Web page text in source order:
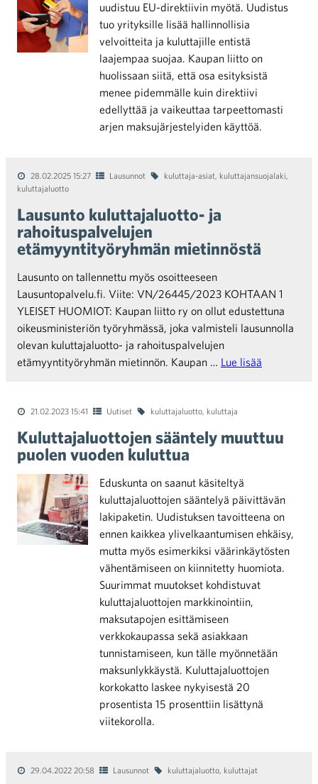
uudistuu EU-direktiivin myötä. Uudistus
tuo yrityksille lisää hallinnollisia
velvoitteita ja kuluttajille entistä
laajempaa suojaa. Kaupan liitto on
huolissaan siitä, että osa esityksistä
menee pidemmälle kuin direktiivi
edellyttää ja vaikeuttaa tarpeettomasti
arjen maksujärjestelyiden käyttöä.
28.02.2025 15:27 Lausunnot kuluttaja-asiat, kuluttajansuojalaki,
kuluttajaluotto
Lausunto kuluttajaluotto- ja
rahoituspalvelujen
etämyyntityöryhmän mietinnöstä
Lausunto on tallennettu myös osoitteeseen
Lausuntopalvelu.fi. Viite: VN/26445/2023 KOHTAAN 1
YLEISET HUOMIOT: Kaupan liitto ry on ollut edustettuna
oikeusministeriön työryhmässä, joka valmisteli lausunnolla
olevan kuluttajaluotto- ja rahoituspalvelujen
etämyyntityöryhmän mietinnön. Kaupan … Lue lisää
21.02.2023 15:41 Uutiset kuluttajaluotto, kuluttaja
Kuluttajaluottojen sääntely muuttuu
puolen vuoden kuluttua
Eduskunta on saanut käsiteltyä
kuluttajaluottojen sääntelyä päivittävän
lakipaketin. Uudistuksen tavoitteena on
ennen kaikkea ylivelkaantumisen ehkäisy,
mutta myös esimerkiksi väärinkäytösten
vähentämiseen on kiinnitetty huomiota.
Suurimmat muutokset kohdistuvat
kuluttajaluottojen markkinointiin,
maksutapojen esittämiseen
verkkokaupassa sekä asiakkaan
tunnistamiseen, kun tälle myönnetään
maksunlykkäystä. Kuluttajaluottojen
korkokatto laskee nykyisestä 20
prosentista 15 prosenttiin lisättynä
viitekorolla.
29.04.2022 20:58 Lausunnot kuluttajaluotto, kuluttajat